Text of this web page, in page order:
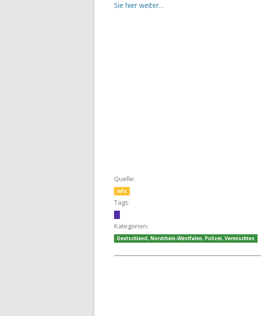
Sie hier weiter…
Quelle:
Info
Tags:
Kategorien:
Deutschland, Nordrhein-Westfalen, Polizei, Vermischtes